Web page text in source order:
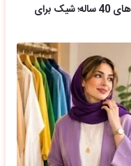
ایده آل ترین رنگ های رژ لب مناسب خانم های 40 ساله؛ شیک برای